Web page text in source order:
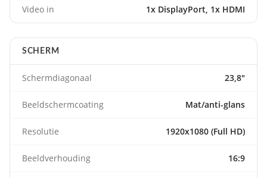
Video in 1x DisplayPort, 1x HDMI
SCHERM
Schermdiagonaal 23,8"
Beeldschermcoating Mat/anti-glans
Resolutie 1920x1080 (Full HD)
Beeldverhouding 16:9